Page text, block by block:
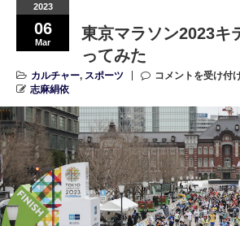
2023
06
Mar
東京マラソン2023キ
ってみた
カルチャー, スポーツ
コメントを受け付
志麻絹依